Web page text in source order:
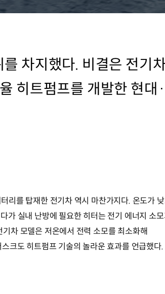
차지했다. 비결은 전기
히트펌프를 개발한 현대·
리를 탑재한 전기차 역시 마찬가지다. 온도가
가 실내 난방에 필요한 히터는 전기 에너지 소
차 모델은 저온에서 전력 소모를 최소화해
크도 히트펌프 기술의 놀라운 효과를 언급했다.